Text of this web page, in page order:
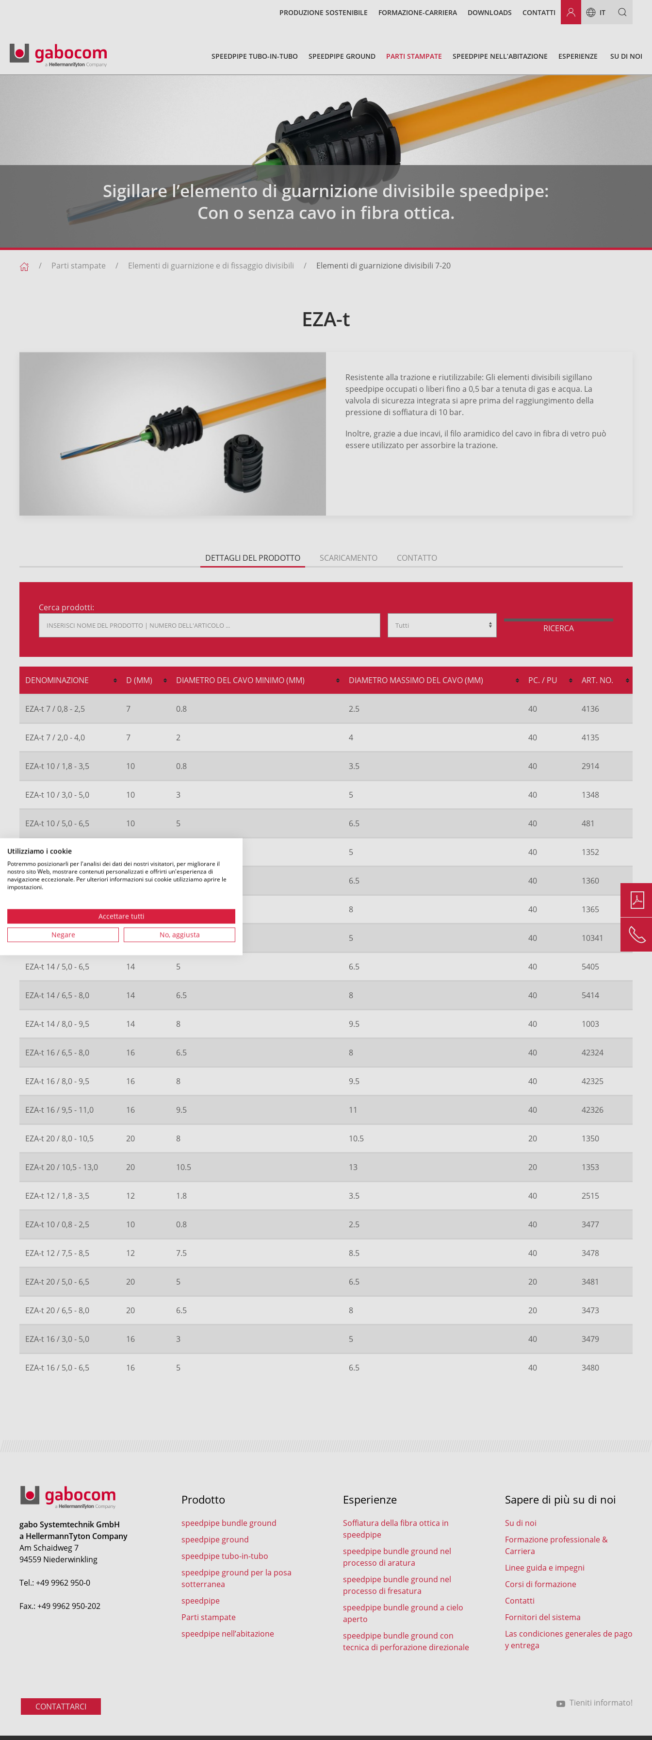
Utilizziamo i cookie
Potremmo posizionarli per l'analisi dei dati dei nostri visitatori, per migliorare il
nostro sito Web, mostrare contenuti personalizzati e offrirti un'esperienza di
navigazione eccezionale. Per ulteriori informazioni sui cookie utilizziamo aprire le
impostazioni.
Accettare tutti
Negare No, aggiusta
PRODUZIONE SOSTENIBILE FORMAZIONE-CARRIERA DOWNLOADS CONTATTI IT
SPEEDPIPE TUBO-IN-TUBO SPEEDPIPE GROUND PARTI STAMPATE SPEEDPIPE NELL’ABITAZIONE ESPERIENZE SU DI NOI
Sigillare l’elemento di guarnizione divisibile speedpipe:
Con o senza cavo in fibra ottica.
Parti stampate Elementi di guarnizione e di fissaggio divisibili Elementi di guarnizione divisibili 7-20
EZA-t
Resistente alla trazione e riutilizzabile: Gli elementi divisibili sigillano
speedpipe occupati o liberi fino a 0,5 bar a tenuta di gas e acqua. La
valvola di sicurezza integrata si apre prima del raggiungimento della
pressione di soffiatura di 10 bar.
Inoltre, grazie a due incavi, il filo aramidico del cavo in fibra di vetro può
essere utilizzato per assorbire la trazione.
DETTAGLI DEL PRODOTTO SCARICAMENTO CONTATTO
Cerca prodotti:
RICERCA
DENOMINAZIONE D (MM) DIAMETRO DEL CAVO MINIMO (MM) DIAMETRO MASSIMO DEL CAVO (MM) PC. / PU ART. NO.
EZA-t 7 / 0,8 - 2,5 7 0.8 2.5 40 4136
EZA-t 7 / 2,0 - 4,0 7 2 4 40 4135
EZA-t 10 / 1,8 - 3,5 10 0.8 3.5 40 2914
EZA-t 10 / 3,0 - 5,0 10 3 5 40 1348
EZA-t 10 / 5,0 - 6,5 10 5 6.5 40 481
EZA-t 12 / 3,0 - 5,0 5 40 1352
EZA-t 12 / 5,0 - 6,5 12 5 6.5 40 1360
EZA-t 12 / 6,5 - 8,0 12 6.5 8 40 1365
EZA-t 14 / 3,0 - 5,0 3 5 40 10341
EZA-t 14 / 5,0 - 6,5 14 5 6.5 40 5405
EZA-t 14 / 6,5 - 8,0 14 6.5 8 40 5414
EZA-t 14 / 8,0 - 9,5 14 8 9.5 40 1003
EZA-t 16 / 6,5 - 8,0 16 6.5 8 40 42324
EZA-t 16 / 8,0 - 9,5 16 8 9.5 40 42325
EZA-t 16 / 9,5 - 11,0 16 9.5 11 40 42326
EZA-t 20 / 8,0 - 10,5 20 8 10.5 20 1350
EZA-t 20 / 10,5 - 13,0 20 10.5 13 20 1353
EZA-t 12 / 1,8 - 3,5 12 1.8 3.5 40 2515
EZA-t 10 / 0,8 - 2,5 10 0.8 2.5 40 3477
EZA-t 12 / 7,5 - 8,5 12 7.5 8.5 40 3478
EZA-t 20 / 5,0 - 6,5 20 5 6.5 20 3481
EZA-t 20 / 6,5 - 8,0 20 6.5 8 20 3473
EZA-t 16 / 3,0 - 5,0 16 3 5 40 3479
EZA-t 16 / 5,0 - 6,5 16 5 6.5 40 3480
gabo Systemtechnik GmbH
a HellermannTyton Company
Am Schaidweg 7
94559 Niederwinkling
Tel.: +49 9962 950-0
Fax.: +49 9962 950-202
Prodotto
speedpipe bundle ground
speedpipe ground
speedpipe tubo-in-tubo
speedpipe ground per la posa
sotterranea
speedpipe
Parti stampate
speedpipe nell’abitazione
Esperienze
Soffiatura della fibra ottica in
speedpipe
speedpipe bundle ground nel
processo di aratura
speedpipe bundle ground nel
processo di fresatura
speedpipe bundle ground a cielo
aperto
speedpipe bundle ground con
tecnica di perforazione direzionale
Sapere di più su di noi
Su di noi
Formazione professionale &
Carriera
Linee guida e impegni
Corsi di formazione
Contatti
Fornitori del sistema
Las condiciones generales de pago
y entrega
CONTATTARCI Tieniti informato!